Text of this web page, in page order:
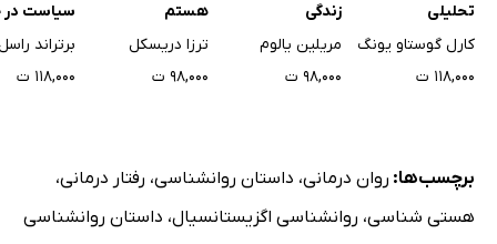
تحلیلی
کارل گوستاو یونگ
۱۱۸,۰۰۰ ت
زندگی
مریلین یالوم
۹۸,۰۰۰ ت
هستم
ترزا دریسکل
۹۸,۰۰۰ ت
سیاست در
برتراند
۱۱۸,۰۰۰ ت
برچسب‌ها: روان درمانی، داستان روانشناسی، رفتار درمانی،
هستی شناسی، روانشناسی اگزیستانسیال، داستان روانشناسی